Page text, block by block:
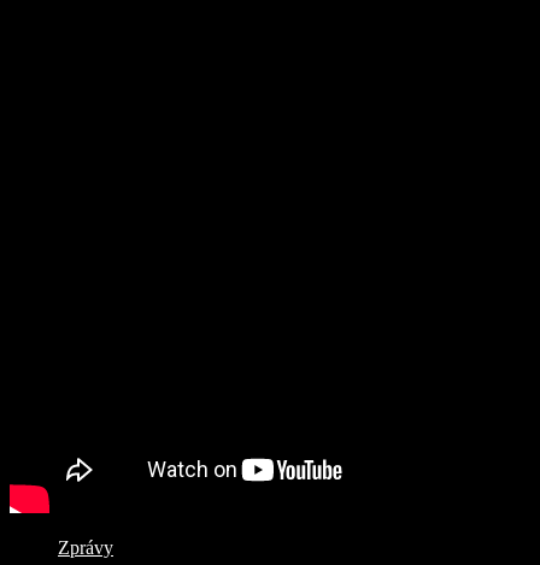
Zprávy